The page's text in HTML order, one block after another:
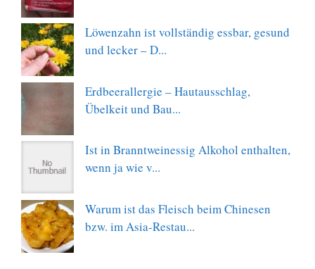
Löwenzahn ist vollständig essbar, gesund
und lecker – D...
Erdbeerallergie – Hautausschlag,
Übelkeit und Bau...
Ist in Branntweinessig Alkohol enthalten,
wenn ja wie v...
Warum ist das Fleisch beim Chinesen
bzw. im Asia-Restau...